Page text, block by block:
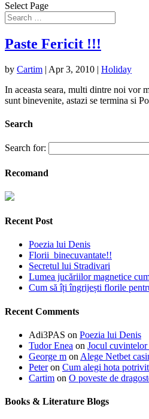
Select Page
Paste Fericit !!!
by Cartim | Apr 3, 2010 | Holiday
In aceasta seara, multi dintre noi vor
sunt binevenite, astazi se termina si
Search
Search for:
Recomand
Recent Post
Poezia lui Denis
Florii binecuvantate!!
Secretul lui Stradivari
Lumea jucăriilor magnetice
Cum să îți îngrijești florile
Recent Comments
Adi3PAS on Poezia lui Denis
Tudor Enea on Jocul
George m on Alege Netbet
Peteron Cum alegi hota
Cartim on O poveste de
Books & Literature Blogs